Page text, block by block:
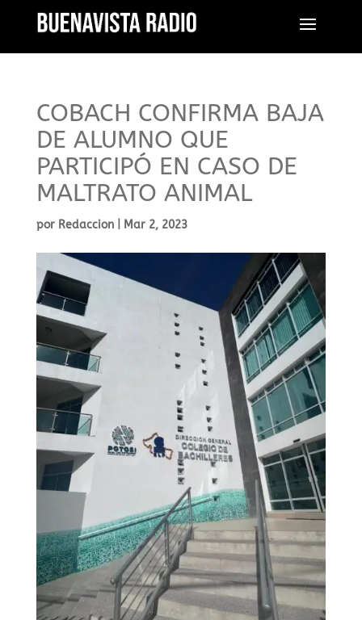
COBACH CONFIRMA BAJA
DE ALUMNO QUE
PARTICIPÓ EN CASO DE
MALTRATO ANIMAL
por Redaccion| Mar 2, 2023